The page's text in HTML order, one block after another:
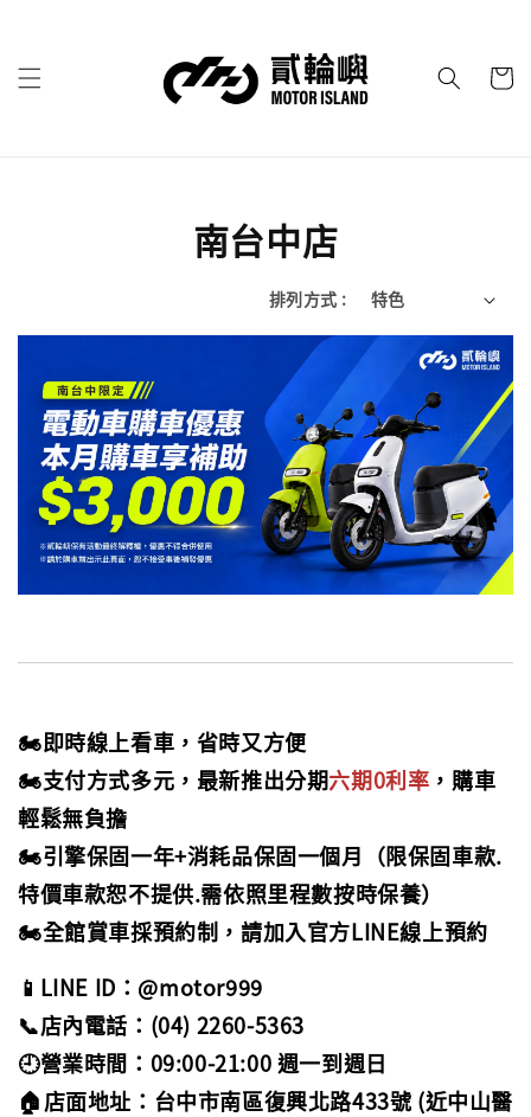
南台中店
排列方式 :
🏍️即時線上看車，省時又方便
🏍️支付方式多元，最新推出分期六期0利率 ，購車
輕鬆無負擔
🏍️引擎保固一年+消耗品保固一個月（限保固車款.
特價車款恕不提供.需依照里程數按時保養）
🏍️全館賞車採預約制，請加入官方LINE線上預約
📱LINE ID：@motor999
📞店內電話：(04) 2260-5363
🕘營業時間：09:00-21:00 週一到週日
🏠店面地址：台中市南區復興北路433號 (近中山醫